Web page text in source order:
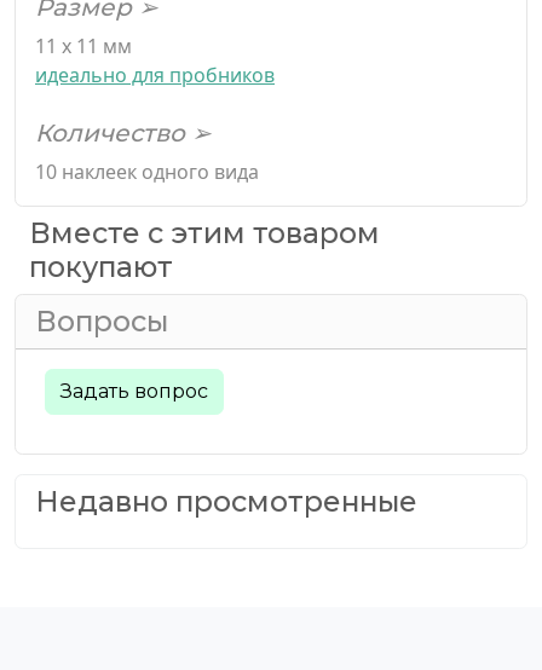
Размер ➢
11 х 11 мм
идеально для пробников
Количество ➢
10 наклеек одного вида
Вместе с этим товаром
покупают
Вопросы
Задать вопрос
Недавно просмотренные